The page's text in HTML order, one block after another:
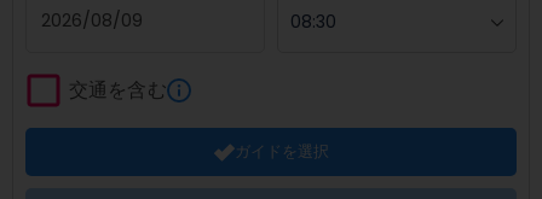
forward
to
interact
the
交通を含む
ガイドを選択